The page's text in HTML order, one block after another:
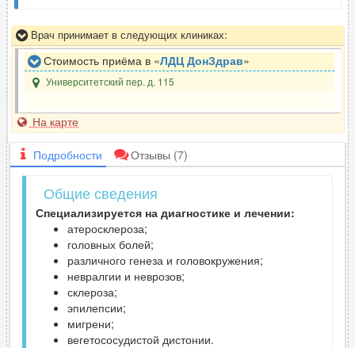
Врач принимает в следующих клиниках:
Стоимость приёма в «ЛДЦ ДонЗдрав»
Университетский пер. д. 115
На карте
Подробности Отзывы (7)
Общие сведения
Специализируется на диагностике и лечении:
атеросклероза;
головных болей;
различного генеза и головокружения;
невралгии и неврозов;
склероза;
эпилепсии;
мигрени;
вегетососудистой дистонии.